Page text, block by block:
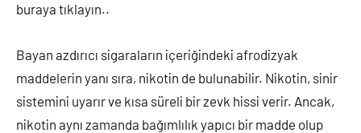
buraya tıklayın..
Bayan azdırıcı sigaraların içeriğindeki afrodizyak
maddelerin yanı sıra, nikotin de bulunabilir. Nikotin, sinir
sistemini uyarır ve kısa süreli bir zevk hissi verir. Ancak,
nikotin aynı zamanda bağımlılık yapıcı bir madde olup